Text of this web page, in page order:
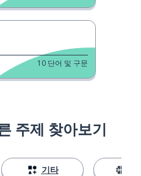
10 단어 및 구문
주제 찾아보기
기타